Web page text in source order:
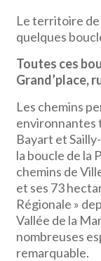
Le territoire
quelques
Toutes ces
Grand’place,
Les chemins
environnantes
Bayart et
la boucle de la
chemins de
et ses 73
Régionale »
Vallée de la
nombreuses
remarquable.